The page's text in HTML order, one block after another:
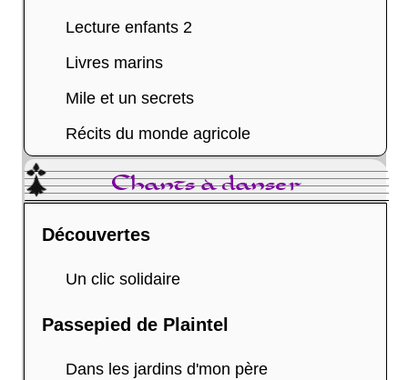
Lecture enfants 2
Livres marins
Mile et un secrets
Récits du monde agricole
Chants à danser
Découvertes
Un clic solidaire
Passepied de Plaintel
Dans les jardins d'mon père